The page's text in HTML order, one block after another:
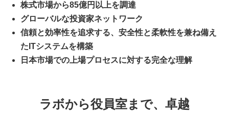
株式市場から85億円以上を調達
グローバルな投資家ネットワーク
信頼と効率性を追求する、安全性と柔軟性を兼ね備え
たITシステムを構築
日本市場での上場プロセスに対する完全な理解
ラボから役員室まで、卓越